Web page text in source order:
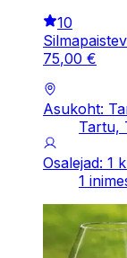
10
Silmapaistev
75,00 €
Asukoht:
Tartu,
Osalejad: 1
1